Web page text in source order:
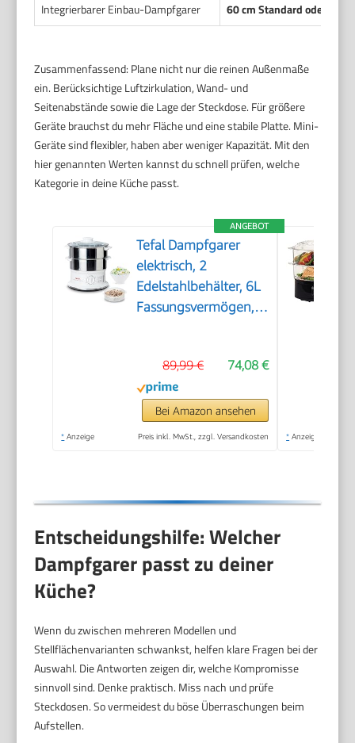
Integrierbarer Einbau-Dampfgarer
60 cm Standard oder 45
Zusammenfassend: Plane nicht nur die reinen Außenmaße
ein. Berücksichtige Luftzirkulation, Wand- und
Seitenabstände sowie die Lage der Steckdose. Für größere
Geräte brauchst du mehr Fläche und eine stabile Platte. Mini-
Geräte sind flexibler, haben aber weniger Kapazität. Mit den
hier genannten Werten kannst du schnell prüfen, welche
Kategorie in deine Küche passt.
ANGEBOT
Tefal Dampfgarer
elektrisch, 2
Edelstahlbehälter, 6L
Fassungsvermögen,
Timer und
automatische
Abschaltung, 900W,
weiß, VC1451
74,08 €
89,99 €
Bei Amazon ansehen
* Anzeige Preis inkl. MwSt., zzgl. Versandkosten * Anzeige
Entscheidungshilfe: Welcher
Dampfgarer passt zu deiner
Küche?
Wenn du zwischen mehreren Modellen und
Stellflächenvarianten schwankst, helfen klare Fragen bei der
Auswahl. Die Antworten zeigen dir, welche Kompromisse
sinnvoll sind. Denke praktisch. Miss nach und prüfe
Steckdosen. So vermeidest du böse Überraschungen beim
Aufstellen.